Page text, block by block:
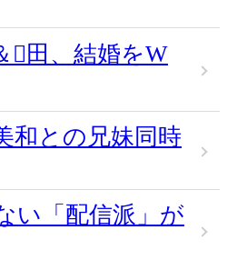
田、結婚をW
和との兄妹同時
い「配信派」が